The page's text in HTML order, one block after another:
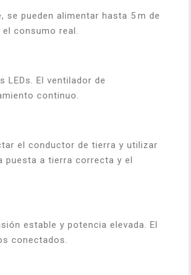
se pueden alimentar hasta 5 m de
consumo real.
El ventilador de
continuo.
el conductor de tierra y utilizar
puesta a tierra correcta y el
estable y potencia elevada. El
conectados.